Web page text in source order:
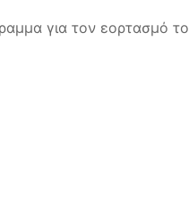
για τον εορτασμό